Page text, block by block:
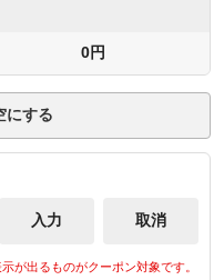
0円
にする
が出るものがクーポン対象です。